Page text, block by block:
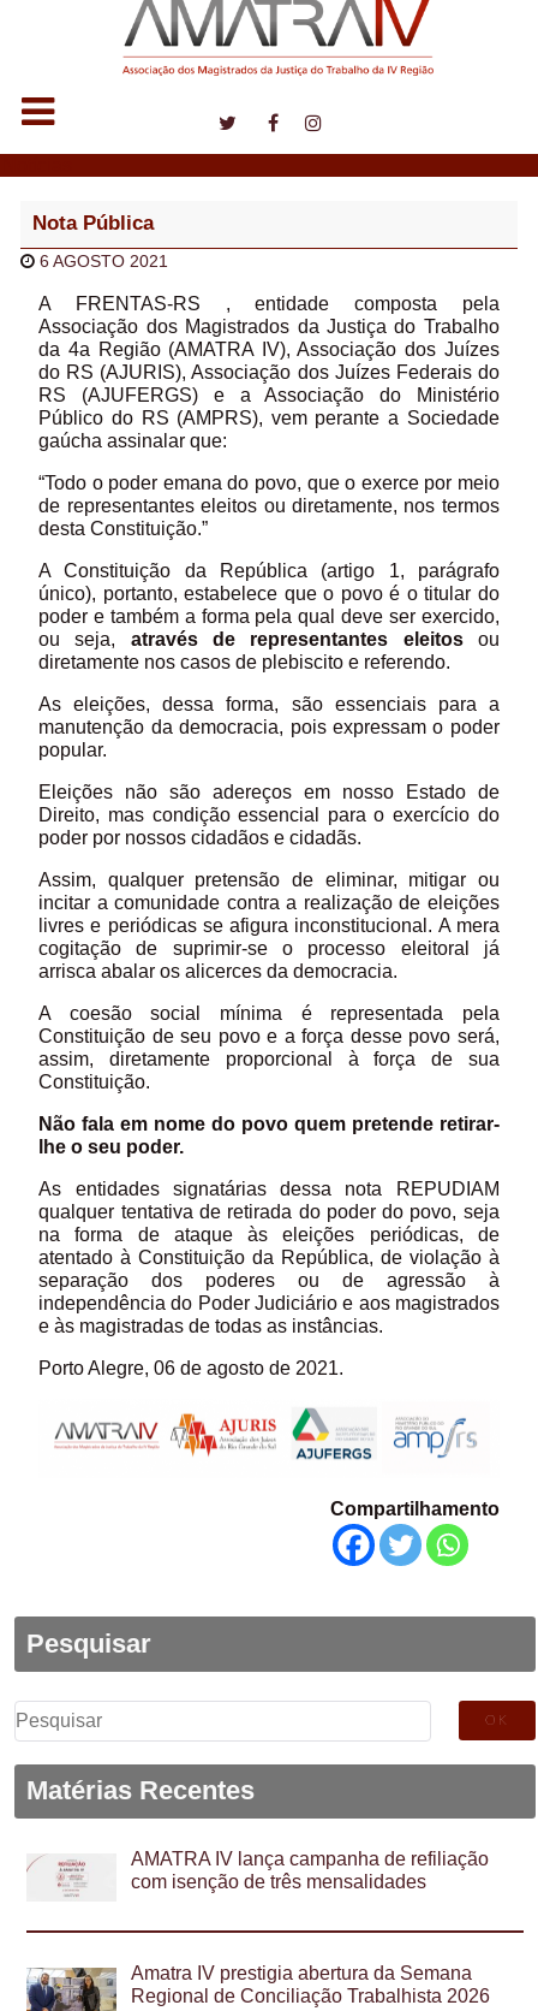
Nota Pública
6 AGOSTO 2021
A FRENTAS-RS , entidade composta pela
Associação dos Magistrados da Justiça do Trabalho
da 4a Região (AMATRA IV), Associação dos Juízes
do RS (AJURIS), Associação dos Juízes Federais do
RS (AJUFERGS) e a Associação do Ministério
Público do RS (AMPRS), vem perante a Sociedade
gaúcha assinalar que:
“Todo o poder emana do povo, que o exerce por meio
de representantes eleitos ou diretamente, nos termos
desta Constituição.”
A Constituição da República (artigo 1, parágrafo
único), portanto, estabelece que o povo é o titular do
poder e também a forma pela qual deve ser exercido,
ou seja, através de representantes eleitosou
diretamente nos casos de plebiscito e referendo.
As eleições, dessa forma, são essenciais para a
manutenção da democracia, pois expressam o poder
popular.
Eleições não são adereços em nosso Estado de
Direito, mas condição essencial para o exercício do
poder por nossos cidadãos e cidadãs.
Assim, qualquer pretensão de eliminar, mitigar ou
incitar a comunidade contra a realização de eleições
livres e periódicas se afigura inconstitucional. A mera
cogitação de suprimir-se o processo eleitoral já
arrisca abalar os alicerces da democracia.
A coesão social mínima é representada pela
Constituição de seu povo e a força desse povo será,
assim, diretamente proporcional à força de sua
Constituição.
Não fala em nome do povo quem pretende retirar-
lhe o seu poder.
As entidades signatárias dessa nota REPUDIAM
qualquer tentativa de retirada do poder do povo, seja
na forma de ataque às eleições periódicas, de
atentado à Constituição da República, de violação à
separação dos poderes ou de agressão à
independência do Poder Judiciário e aos magistrados
e às magistradas de todas as instâncias.
Porto Alegre, 06 de agosto de 2021.
Compartilhamento
Pesquisar
Pesquisar
por:
Matérias Recentes
AMATRA IV lança campanha de refiliação
com isenção de três mensalidades
Amatra IV prestigia abertura da Semana
Regional de Conciliação Trabalhista 2026